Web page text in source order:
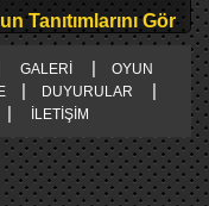
Tanıtımlarını Gör
GALERİ |
OYUN
| DUYURULAR |
| İLETİŞİM